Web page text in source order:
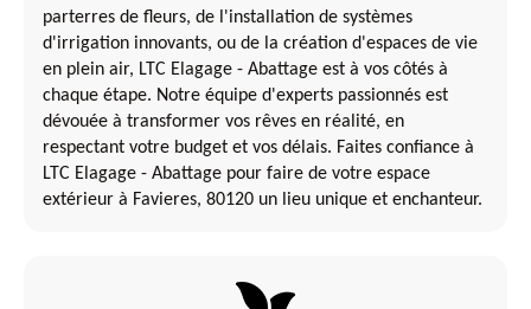
parterres de fleurs, de l'installation de systèmes
d'irrigation innovants, ou de la création d'espaces de vie
en plein air, LTC Elagage - Abattage est à vos côtés à
chaque étape. Notre équipe d'experts passionnés est
dévouée à transformer vos rêves en réalité, en
respectant votre budget et vos délais. Faites confiance à
LTC Elagage - Abattage pour faire de votre espace
extérieur à Favieres, 80120 un lieu unique et enchanteur.